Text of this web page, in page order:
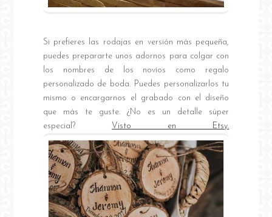
Si prefieres las rodajas en versión más pequeña,
puedes prepararte unos adornos para colgar con
los nombres de los novios como regalo
personalizado de boda. Puedes personalizarlos tu
mismo o encargarnos el grabado con el diseño
que más te guste. ¿No es un detalle súper
especial?
Visto en Etsy.